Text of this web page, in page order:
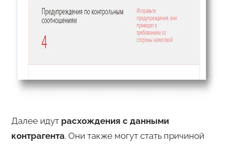
Далее идут расхождения с данными
контрагента. Они также могут стать причиной